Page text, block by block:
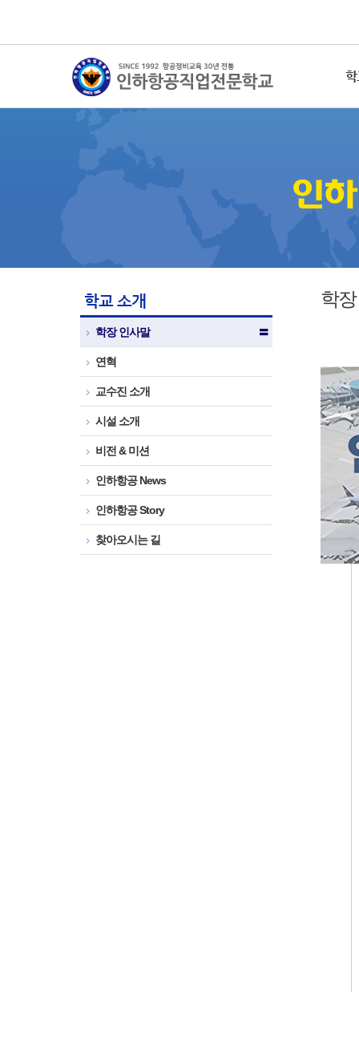
학
학교 소개
학장 인사말 〓
연혁
교수진 소개
시설 소개
비전 & 미션
인하항공 News
인하항공 Story
찾아오시는 길
학